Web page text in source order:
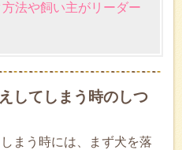
法や飼い主がリーダー
してしまう時のしつ
まう時には、まず犬を落